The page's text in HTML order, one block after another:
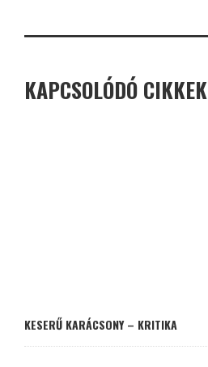
KAPCSOLÓDÓ CIKKEK
KESERŰ KARÁCSONY – KRITIKA